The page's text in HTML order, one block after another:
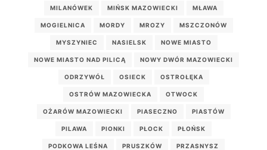
MILANÓWEK MIŃSK MAZOWIECKI MŁAWA
MOGIELNICA MORDY MROZY MSZCZONÓW
MYSZYNIEC NASIELSK NOWE MIASTO
NOWE MIASTO NAD PILICĄ NOWY DWÓR MAZOWIECKI
ODRZYWÓŁ OSIECK OSTROŁĘKA
OSTRÓW MAZOWIECKA OTWOCK
OŻARÓW MAZOWIECKI PIASECZNO PIASTÓW
PILAWA PIONKI PŁOCK PŁOŃSK
PODKOWA LEŚNA PRUSZKÓW PRZASNYSZ